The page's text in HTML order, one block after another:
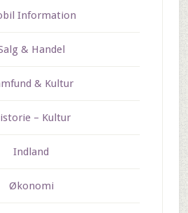
Information
& Handel
& Kultur
– Kultur
Indland
Økonomi